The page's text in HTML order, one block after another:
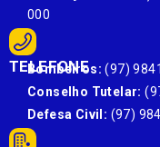
000
TELEFONE
Bombeiros: (97)
Conselho Tutelar:
Defesa Civil: (97)